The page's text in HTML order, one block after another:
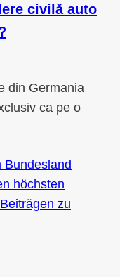
civilă auto
din Germania
ca pe o